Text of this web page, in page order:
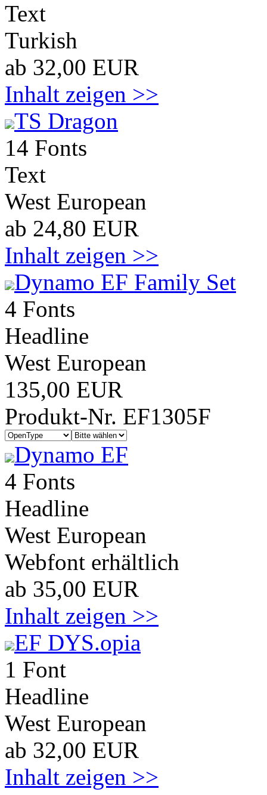
Text
Turkish
ab 32,00 EUR
Inhalt zeigen >>
TS Dragon
14 Fonts
Text
West European
ab 24,80 EUR
Inhalt zeigen >>
Dynamo EF Family Set
4 Fonts
Headline
West European
135,00 EUR
Produkt-Nr. EF1305F
Dynamo EF
4 Fonts
Headline
West European
Webfont erhältlich
ab 35,00 EUR
Inhalt zeigen >>
EF DYS.opia
1 Font
Headline
West European
ab 32,00 EUR
Inhalt zeigen >>